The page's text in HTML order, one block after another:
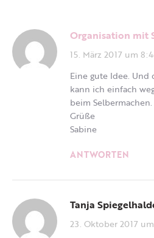
Organisation mit
15. März 2017 um
Eine gute Idee. Und
kann ich einfach
beim
Grüße
Sabine
ANTWORTEN
Tanja
23. Oktober 2017